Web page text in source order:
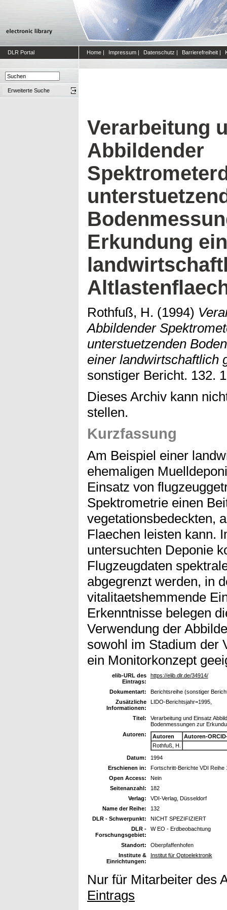
DLR Portal Home | Impressum | Datenschutz | Barrierefreiheit |
Erweiterte Suche
Verarbeitung
Abbildender
Erkundung
Rothfuß, H. (1994)
Abbildender
unterstuetzenden
einer landwirtschaftlich
sonstiger Bericht. 132.
Dieses Archiv kann
stellen.
Kurzfassung
Am Beispiel einer
ehemaligen
Einsatz von
Spektrometrie einen
vegetationsbedeckten,
Flaechen leisten kann.
untersuchten Deponie
Flugzeugdaten
abgegrenzt werden, in
vitalitaetshemmende
Erkenntnisse belegen
Verwendung der
sowohl im Stadium der
ein Monitorkonzept
elib-URL des
Eintrags:
https://elib.dlr.de/34914/
Dokumentart:
Berichtsreihe (sonstiger
Zusätzliche
Informationen:
LIDO-Berichtsjahr=1995,
Titel:
Verarbeitung und Einsatz
Bodenmessungen zur
Autoren:
Autoren
Autoren-
Rothfuß, H.
Datum:
1994
Erschienen in:
Fortschritt-Berichte VDI Reihe
Open Access:
Nein
Seitenanzahl:
182
Verlag:
VDI-Verlag, Düsseldorf
Name der Reihe:
132
DLR - Schwerpunkt:
NICHT SPEZIFIZIERT
DLR -
Forschungsgebiet:
W EO - Erdbeobachtung
Standort:
Oberpfaffenhofen
Institute &
Einrichtungen:
Institut für Optoelektronik
Nur für Mitarbeiter des
Eintrags